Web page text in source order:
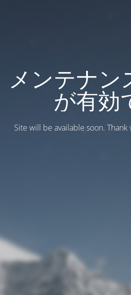
メンテナン
が有効
Site will be available soon. Thank